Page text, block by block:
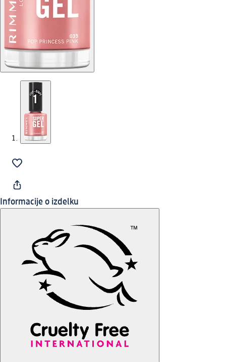
Informacije o izdelku